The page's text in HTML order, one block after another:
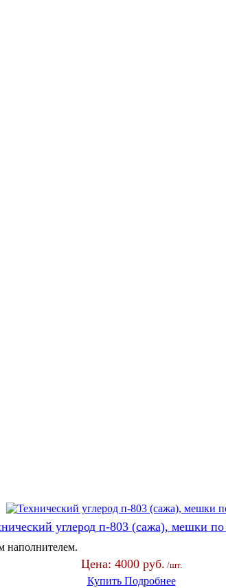
углерод п-803 (сажа), мешки по
наполнителем.
Цена: 4000 руб. /шт.
Купить Подробнее